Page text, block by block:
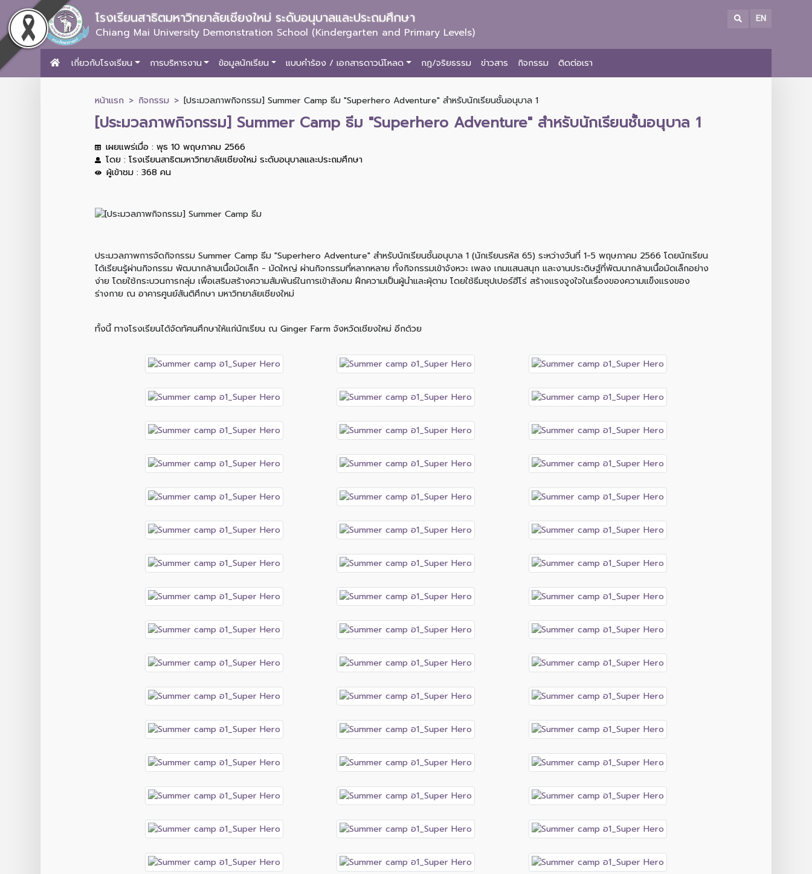
โรงเรียนสาธิตมหาวิทยาลัยเชียงใหม่ ระดับอนุบาลและประถมศึกษา
Chiang Mai University Demonstration School (Kindergarten and Primary Levels)
EN
เกี่ยวกับโรงเรียน การบริหารงาน ข้อมูลนักเรียน แบบคำร้อง / เอกสารดาวน์โหลด กฎ/จริยธรรม ข่าวสาร กิจกรรม ติดต่อเรา
หน้าแรก กิจกรรม [ประมวลภาพกิจกรรม] Summer Camp ธีม "Superhero Adventure" สำหรับนักเรียนชั้นอนุบาล 1
[ประมวลภาพกิจกรรม] Summer Camp ธีม "Superhero Adventure" สำหรับนักเรียนชั้นอนุบาล 1
เผยแพร่เมื่อ : พุธ 10 พฤษภาคม 2566
โดย : โรงเรียนสาธิตมหาวิทยาลัยเชียงใหม่ ระดับอนุบาลและประถมศึกษา
ผู้เข้าชม : 368 คน
ประมวลภาพการจัดกิจกรรม Summer Camp ธีม "Superhero Adventure" สำหรับนักเรียนชั้นอนุบาล 1 (นักเรียนรหัส 65) ระหว่างวันที่ 1-5 พฤษภาคม 2566 โดยนักเรียน
ได้เรียนรู้ผ่านกิจกรรม พัฒนากล้ามเนื้อมัดเล็ก - มัดใหญ่ ผ่านกิจกรรมที่หลากหลาย ทั้งกิจกรรมเข้าจังหวะ เพลง เกมแสนสนุก และงานประดิษฐ์ที่พัฒนากล้ามเนื้อมัดเล็กอย่าง
ง่าย โดยใช้กระบวนการกลุ่ม เพื่อเสริมสร้างความสัมพันธ์ในการเข้าสังคม ฝึกความเป็นผู้นำและผุ้ตาม โดยใช้ธีมซุปเปอร์ฮีโร่ สร้างแรงจูงใจในเรื่องของความแข็งแรงของ
ร่างกาย ณ อาคารศูนย์สันติศึกษา มหาวิทยาลัยเชียงใหม่
ทั้งนี้ ทางโรงเรียนได้จัดทัศนศึกษาให้แก่นักเรียน ณ Ginger Farm จังหวัดเชียงใหม่ อีกด้วย